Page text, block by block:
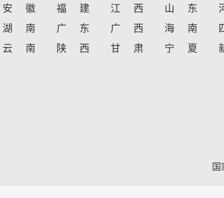
安 徽
福 建 江 西 山 东
湖 南
广 东 广 西 海 南
云 南
陕 西 甘 肃 宁 夏